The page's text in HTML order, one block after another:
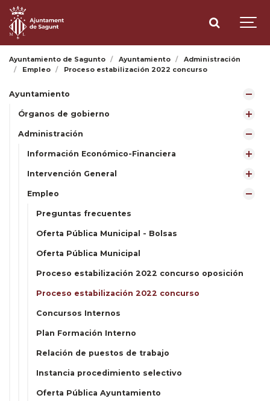
Ayuntamiento de Sagunto Ayuntamiento
Administración
Empleo
Proceso estabilización 2022 concurso
Ayuntamiento
Órganos de gobierno
Administración
Información Económico-Financiera
Intervención General
Empleo
Preguntas frecuentes
Oferta Pública Municipal - Bolsas
Oferta Pública Municipal
Proceso estabilización 2022 concurso oposición
Proceso estabilización 2022 concurso
Concursos Internos
Plan Formación Interno
Relación de puestos de trabajo
Instancia procedimiento selectivo
Oferta Pública Ayuntamiento